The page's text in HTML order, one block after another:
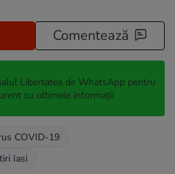
Comentează
Libertatea de WhatsApp pentru
cu ultimele informații
COVID-19
Iasi